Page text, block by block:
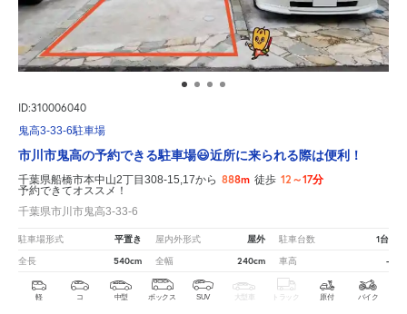
ID:310006040
鬼高3-33-6駐車場
市川市鬼高の予約できる駐車場😃近所に来られる際は便利！
千葉県船橋市本中山2丁目308-15,17から 888m 徒歩 12～17分
予約できてオススメ！
千葉県市川市鬼高3-33-6
駐車場形式 平置き 屋内外形式 屋外 駐車台数 1台
全長 540cm 全幅 240cm 車高 -
軽 コ 中型 ボックス SUV 大型車 トラック 原付 バイク